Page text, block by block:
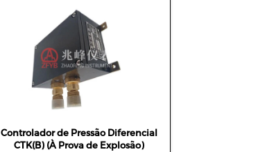
Controlador de Pressão Diferencial
CTK(B) (À Prova de Explosão)